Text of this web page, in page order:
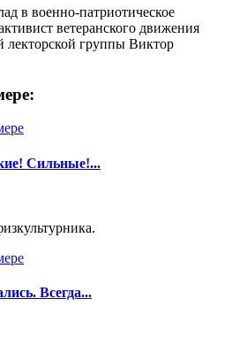
в военно-патриотическое
ветеранского движения
группы Виктор
Сильные!...
Всегда...